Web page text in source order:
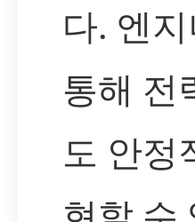
다. 엔
통해 전
도 안정